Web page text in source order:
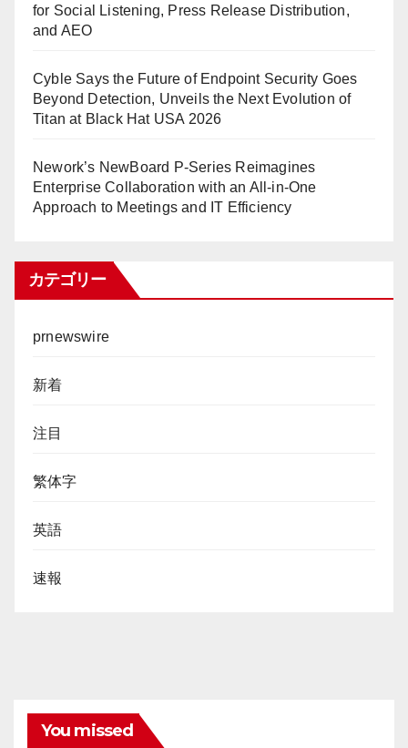
for Social Listening, Press Release Distribution,
and AEO
Cyble Says the Future of Endpoint Security Goes
Beyond Detection, Unveils the Next Evolution of
Titan at Black Hat USA 2026
Nework’s NewBoard P-Series Reimagines
Enterprise Collaboration with an All-in-One
Approach to Meetings and IT Efficiency
カテゴリー
prnewswire
新着
注目
繁体字
英語
速報
You missed